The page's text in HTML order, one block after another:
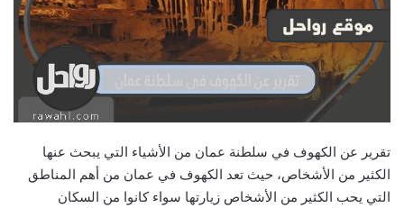
تقرير عن الكهوف في سلطنة عمان من الأشياء التي يبحث عنها
الكثير من الأشخاص، حيث تعد الكهوف في عمان من أهم المناطق
التي يحب الكثير من الأشخاص زيارتها سواء كانوا من السكان